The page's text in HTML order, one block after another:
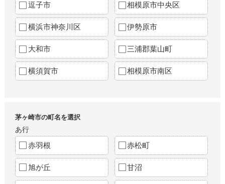
逗子市 相模原市中央区
横浜市神奈川区 伊勢原市
大和市 三浦郡葉山町
横須賀市 相模原市南区
茅ヶ崎市の町名を選択
あ行
赤羽根 赤松町
旭が丘 甘沼